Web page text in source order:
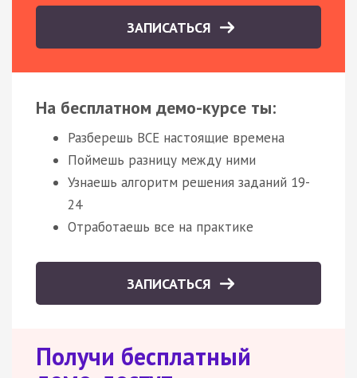
ЗАПИСАТЬСЯ
На бесплатном демо-курсе ты:
Разберешь ВСЕ настоящие времена
Поймешь разницу между ними
Узнаешь алгоритм решения заданий 19-
24
Отработаешь все на практике
ЗАПИСАТЬСЯ
Получи бесплатный